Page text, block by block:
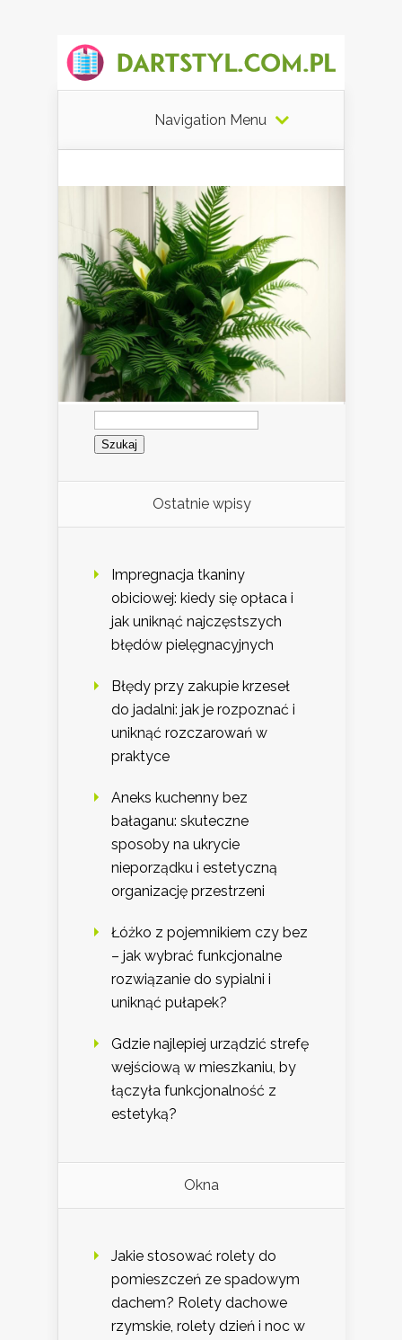
Navigation Menu
Szukaj:
Ostatnie wpisy
Impregnacja tkaniny
obiciowej: kiedy się opłaca i
jak uniknąć najczęstszych
błędów pielęgnacyjnych
Błędy przy zakupie krzeseł
do jadalni: jak je rozpoznać i
uniknąć rozczarowań w
praktyce
Aneks kuchenny bez
bałaganu: skuteczne
sposoby na ukrycie
nieporządku i estetyczną
organizację przestrzeni
Łóżko z pojemnikiem czy bez
– jak wybrać funkcjonalne
rozwiązanie do sypialni i
uniknąć pułapek?
Gdzie najlepiej urządzić strefę
wejściową w mieszkaniu, by
łączyła funkcjonalność z
estetyką?
Okna
Jakie stosować rolety do
pomieszczeń ze spadowym
dachem? Rolety dachowe
rzymskie, rolety dzień i noc w